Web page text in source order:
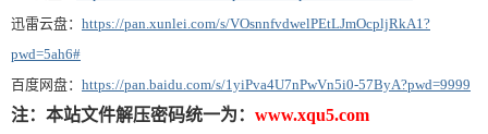
迅雷云盘： https://pan.xunlei.com/s/VOsnnfvdwelPEtLJmOcpljRkA1?
pwd=5ah6#
百度网盘： https://pan.baidu.com/s/1yiPva4U7nPwVn5i0-57ByA?pwd=9999
注：本站文件解压密码统一为： www.xqu5.com